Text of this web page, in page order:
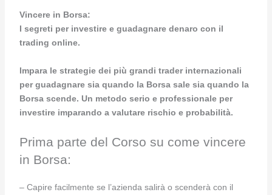
Vincere in Borsa:
I segreti per investire e guadagnare denaro con il
trading online.
Impara le strategie dei più grandi trader internazionali
per guadagnare sia quando la Borsa sale sia quando la
Borsa scende. Un metodo serio e professionale per
investire imparando a valutare rischio e probabilità.
Prima parte del Corso su come vincere
in Borsa:
– Capire facilmente se l’azienda salirà o scenderà con il